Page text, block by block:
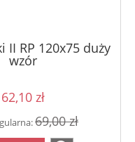
II RP 120x75 duży
wzór
62,10 zł
69,00 zł